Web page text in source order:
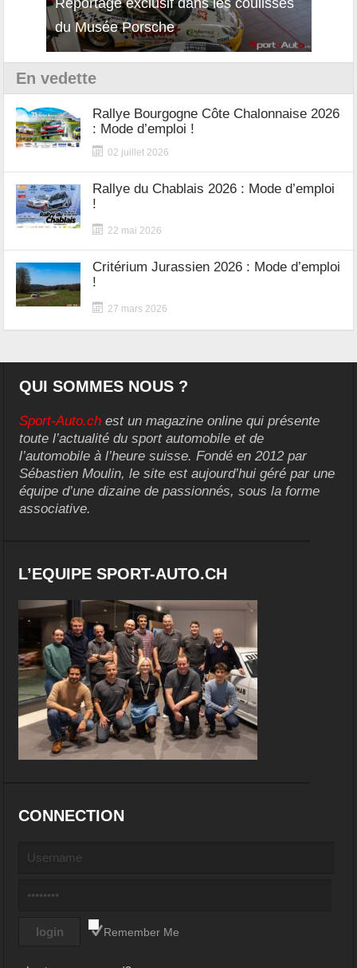
du Musée Porsche
En vedette
Rallye Bourgogne Côte Chalonnaise 2026
: Mode d’emploi !
02 juillet 2026
Rallye du Chablais 2026 : Mode d’emploi
!
22 mai 2026
Critérium Jurassien 2026 : Mode d’emploi
!
27 mars 2026
QUI SOMMES NOUS ?
Sport-Auto.ch est un magazine online qui présente
toute l’actualité du sport automobile et de
l’automobile à l’heure suisse. Fondé en 2012 par
Sébastien Moulin, le site est aujourd’hui géré par une
équipe d’une dizaine de passionnés, sous la forme
associative.
L’EQUIPE SPORT-AUTO.CH
CONNECTION
Remember Me